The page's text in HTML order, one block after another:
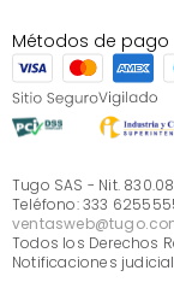
S.A.S
Términos,
Instructivo
Sé parte de Tugó
¿Quiénes
Servicio al
¿Quieres vender
Métodos de pago
Tugo SAS - Nit.
Teléfono: 333
Todos los Derechos
Notificaciones